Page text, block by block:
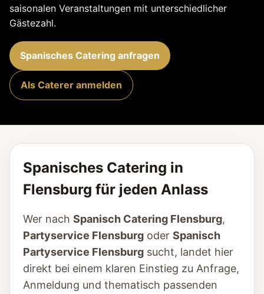
saisonalen Veranstaltungen mit unterschiedlicher
Gästezahl.
Spanisches Catering anfragen
Als Caterer anmelden
Spanisches Catering in
Flensburg für jeden Anlass
Wer nach Spanisch Catering Flensburg,
Partyservice Flensburg oder Spanisch
Partyservice Flensburg sucht, landet hier
direkt bei einem klaren Einstieg zu Anfrage,
Anmeldung und thematisch passenden